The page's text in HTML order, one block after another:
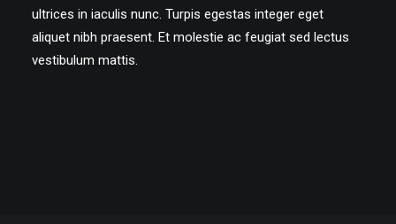
ultrices in iaculis nunc. Turpis egestas integer eget
aliquet nibh praesent. Et molestie ac feugiat sed lectus
vestibulum mattis.